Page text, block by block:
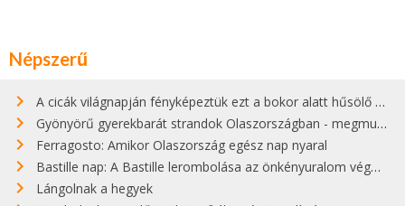
Népszerű
A cicák világnapján fényképeztük ezt a bokor alatt hűsölő cicát Kisorosziban
Gyönyörű gyerekbarát strandok Olaszországban - megmutatjuk a 15 legjobbat
Ferragosto: Amikor Olaszország egész nap nyaral
Bastille nap: A Bastille lerombolása az önkényuralom végét jelentette
Lángolnak a hegyek